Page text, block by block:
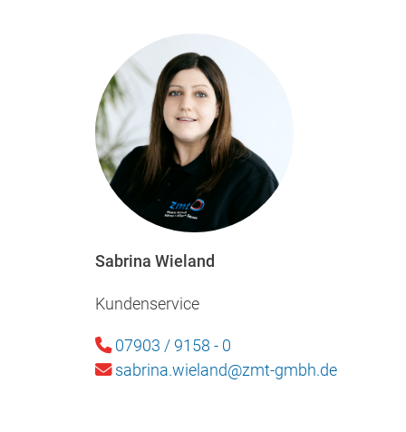
Sabrina Wieland
Kundenservice
07903 / 9158 - 0
sabrina.wieland@zmt-gmbh.de